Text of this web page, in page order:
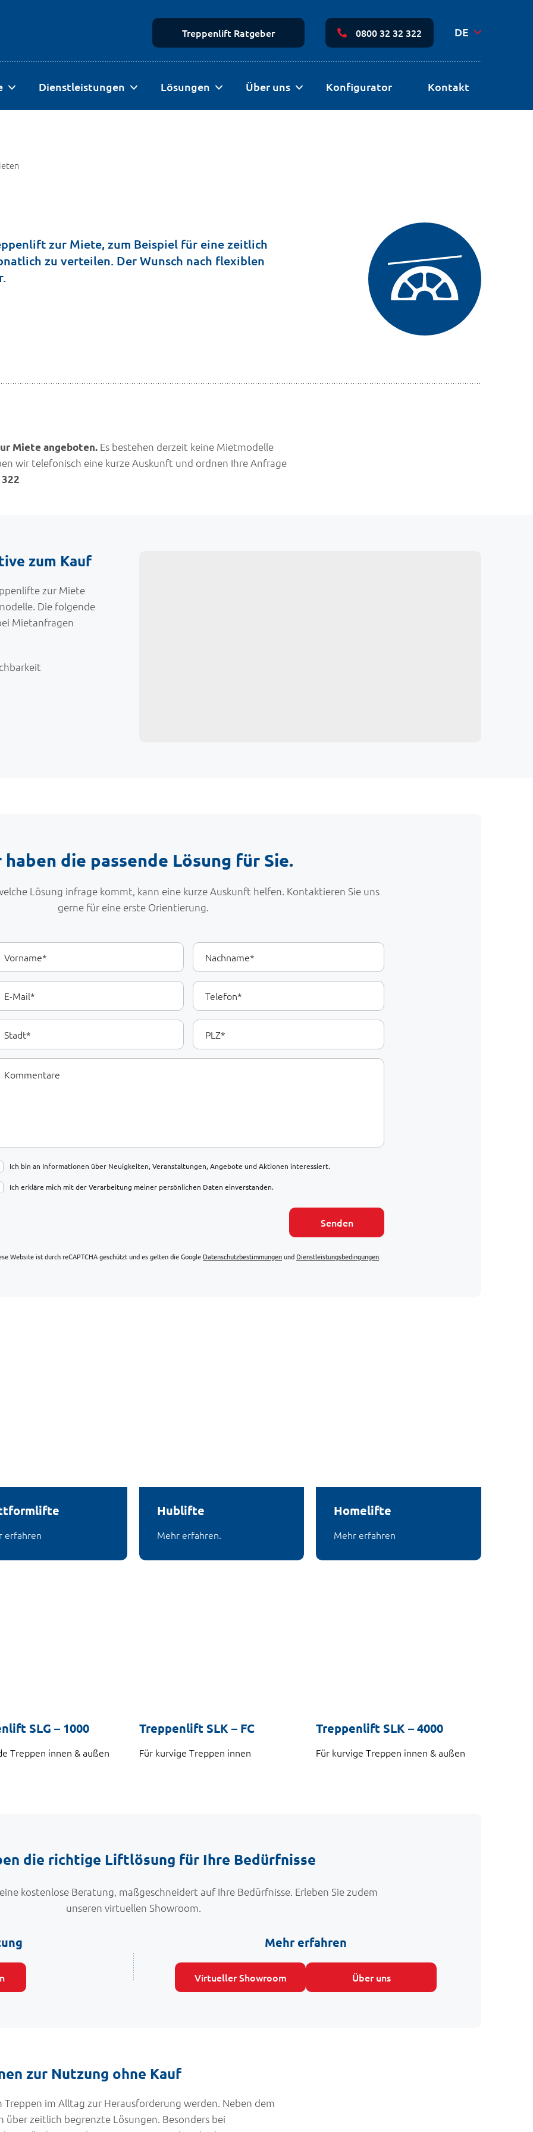
Treppenlift Ratgeber
0800 32 32 322
Dienstleistungen Lösungen Über uns Konfigurator Kontakt
DE
zur Miete, zum Beispiel für eine zeitlich
zu verteilen. Der Wunsch nach flexiblen
Miete angeboten. Es bestehen derzeit keine Mietmodelle
wir telefonisch eine kurze Auskunft und ordnen Ihre Anfrage
zum Kauf
zur Miete
Die folgende
Mietanfragen
haben die passende Lösung für Sie.
Lösung infrage kommt, kann eine kurze Auskunft helfen. Kontaktieren Sie uns
gerne für eine erste Orientierung.
Nachname
Telefon
PLZ
Ich bin an Informationen über Neuigkeiten, Veranstaltungen, Angebote und Aktionen interessiert.
Ich erkläre mich mit der Verarbeitung meiner persönlichen Daten einverstanden.
Senden
Website ist durch reCAPTCHA geschützt und es gelten die Google Datenschutzbestimmungenund Dienstleistungsbedingungen
erfahren
Hublifte
Mehr erfahren.
Homelifte
Mehr erfahren
SLG – 1000
Treppen innen & außen
Treppenlift SLK – FC
Für kurvige Treppen innen
Treppenlift SLK – 4000
Für kurvige Treppen innen & außen
die richtige Liftlösung für Ihre Bedürfnisse
kostenlose Beratung, maßgeschneidert auf Ihre Bedürfnisse. Erleben Sie zudem
unseren virtuellen Showroom.
Mehr erfahren
Virtueller Showroom Über uns
zur Nutzung ohne Kauf
im Alltag zur Herausforderung werden. Neben dem
über zeitlich begrenzte Lösungen. Besonders bei